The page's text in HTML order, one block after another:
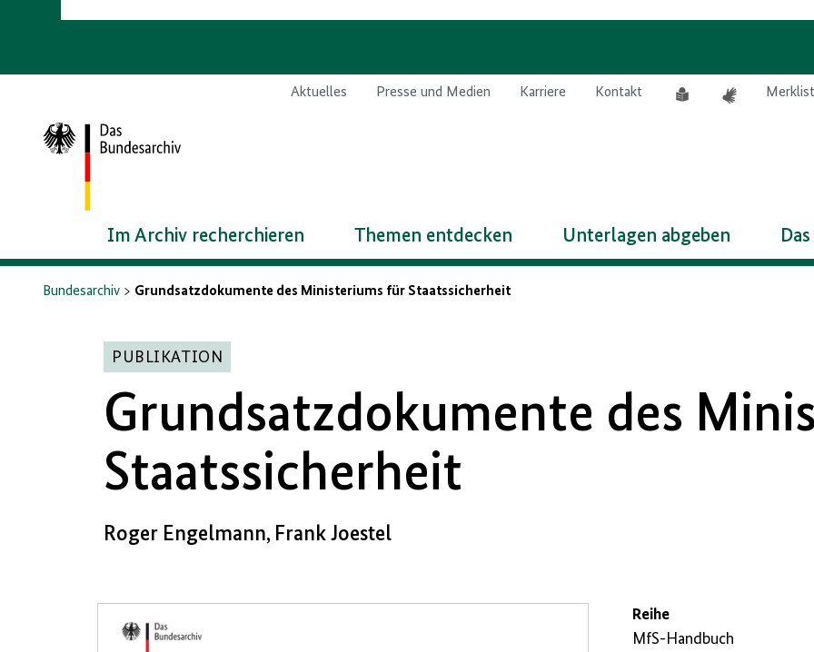
Aktuelles Presse und Medien Karriere Kontakt
Leichte
Zur
Startseite
Im Archiv recherchieren Themen entdecken Unterlagen abgeben
Bundesarchiv Grundsatzdokumente des Ministeriums für Staatssicherheit
PUBLIKATION
Grundsatzdokumente des
Staatssicherheit
Roger Engelmann, Frank Joestel
Reihe
MfS-Handbuch